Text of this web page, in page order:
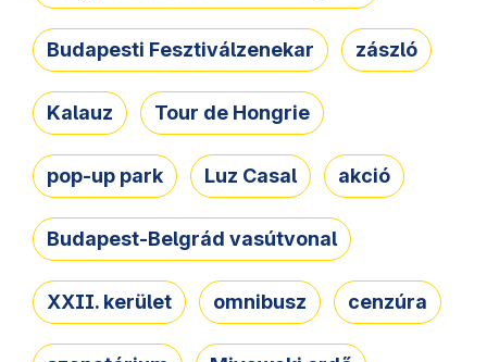
Budapesti Fesztiválzenekar zászló
Kalauz Tour de Hongrie
pop-up park Luz Casal akció
Budapest-Belgrád vasútvonal
XXII. kerület omnibusz cenzúra